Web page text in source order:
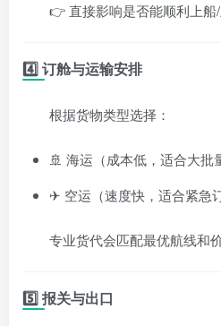
👉 直接影响是否能顺利上船/
4️⃣ 订舱与运输安排
根据货物类型选择：
🚢 海运（成本低，适合大批
✈ 空运（速度快，适合紧急
专业货代会匹配最优航线和价
5️⃣ 报关与出口